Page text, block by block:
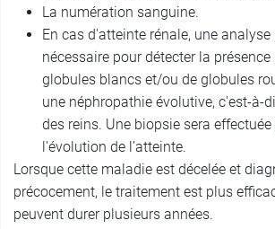
La numération sanguine.
En cas d'atteinte rénale, une analyse
nécessaire pour détecter la
globules blancs et/ou de globules
une néphropathie évolutive, c'est-à-
des reins. Une biopsie sera
l'évolution de l’atteinte.
Lorsque cette maladie est décelée et
précocement, le traitement est plus
peuvent durer plusieurs années.